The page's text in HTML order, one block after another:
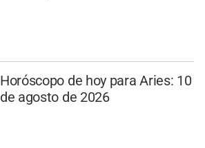
Horóscopo de hoy para Aries: 10
de agosto de 2026